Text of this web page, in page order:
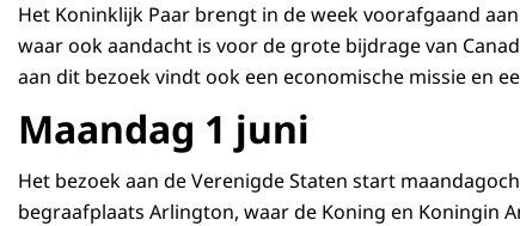
Het Koninklijk Paar brengt in de week voorafgaand
waar ook aandacht is voor de grote bijdrage van
aan dit bezoek vindt ook een economische missie en
Maandag 1 juni
Het bezoek aan de Verenigde Staten start
begraafplaats Arlington, waar de Koning en Koningin